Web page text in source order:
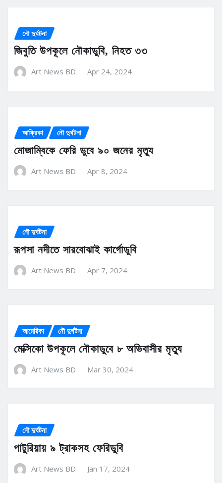
নৌ দুর্ঘটনা
জিবুতি উপকূলে নৌকাডুবি, নিহত ৩৩
Art News BD Apr 24, 2024
আফ্রিকা নৌ দুর্ঘটনা
মোজাম্বিকে ফেরি ডুবে ৯০ জনের মৃত্যু
Art News BD Apr 8, 2024
নৌ দুর্ঘটনা
রূপসা নদীতে সারবোঝাই কার্গোডুবি
Art News BD Apr 7, 2024
আমেরিকা নৌ দুর্ঘটনা
মেক্সিকো উপকূলে নৌকাডুবে ৮ অভিবাসীর মৃত্যু
Art News BD Mar 30, 2024
নৌ দুর্ঘটনা
পাটুরিয়ায় ৯ ট্রাকসহ ফেরিডুবি
Art News BD Jan 17, 2024